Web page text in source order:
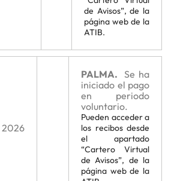
de Avisos”, de la
página web de la
ATIB.
2026
PALMA. Se ha
iniciado el pago
en periodo
voluntario.
Pueden acceder a
los recibos desde
el apartado
“Cartero Virtual
de Avisos”, de la
página web de la